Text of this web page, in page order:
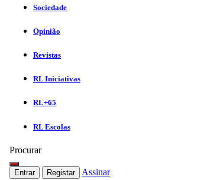
Sociedade
Opinião
Revistas
RL Iniciativas
RL+65
RL Escolas
Procurar
Entrar Registar Assinar